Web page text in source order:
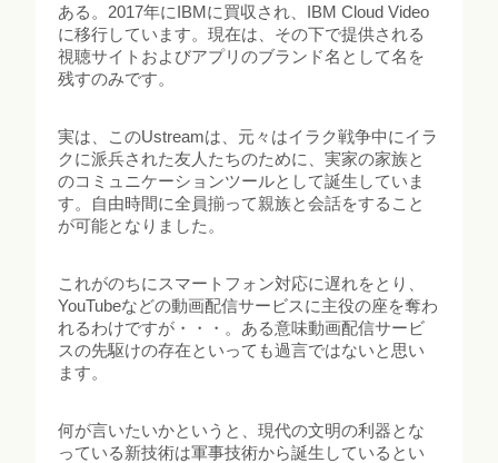
ある。2017年にIBMに買収され、IBM Cloud Video
に移行しています。現在は、その下で提供される
視聴サイトおよびアプリのブランド名として名を
残すのみです。
実は、このUstreamは、元々はイラク戦争中にイラ
クに派兵された友人たちのために、実家の家族と
のコミュニケーションツールとして誕生していま
す。自由時間に全員揃って親族と会話をすること
が可能となりました。
これがのちにスマートフォン対応に遅れをとり、
YouTubeなどの動画配信サービスに主役の座を奪わ
れるわけですが・・・。ある意味動画配信サービ
スの先駆けの存在といっても過言ではないと思い
ます。
何が言いたいかというと、現代の文明の利器とな
っている新技術は軍事技術から誕生しているとい